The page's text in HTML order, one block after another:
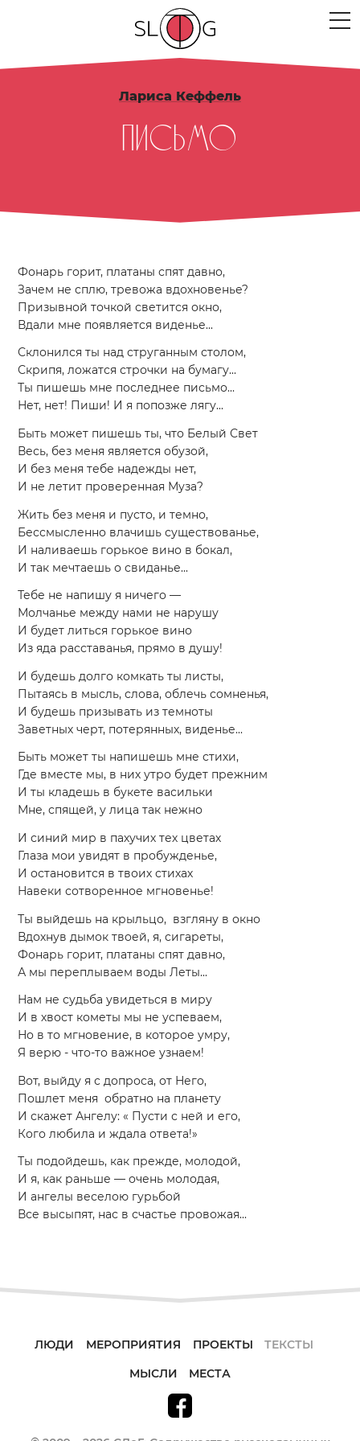
Лариса Кеффель
Письмо
Фонарь горит, платаны спят давно,
Зачем не сплю, тревожа вдохновенье?
Призывной точкой светится окно,
Вдали мне появляется виденье...
Склонился ты над струганным столом,
Скрипя, ложатся строчки на бумагу...
Ты пишешь мне последнее письмо...
Нет, нет! Пиши! И я попозже лягу...
Быть может пишешь ты, что Белый Свет
Весь, без меня является обузой,
И без меня тебе надежды нет,
И не летит проверенная Муза?
Жить без меня и пусто, и темно,
Бессмысленно влачишь существованье,
И наливаешь горькое вино в бокал,
И так мечтаешь о свиданье...
Тебе не напишу я ничего —
Молчанье между нами не нарушу
И будет литься горькое вино
Из яда расставанья, прямо в душу!
И будешь долго комкать ты листы,
Пытаясь в мысль, слова, облечь сомненья,
И будешь призывать из темноты
Заветных черт, потерянных, виденье...
Быть может ты напишешь мне стихи,
Где вместе мы, в них утро будет прежним
И ты кладешь в букете васильки
Мне, спящей, у лица так нежно
И синий мир в пахучих тех цветах
Глаза мои увидят в пробужденье,
И остановится в твоих стихах
Навеки сотворенное мгновенье!
Ты выйдешь на крыльцо, взгляну в окно
Вдохнув дымок твоей, я, сигареты,
Фонарь горит, платаны спят давно,
А мы переплываем воды Леты...
Нам не судьба увидеться в миру
И в хвост кометы мы не успеваем,
Но в то мгновение, в которое умру,
Я верю - что-то важное узнаем!
Вот, выйду я с допроса, от Него,
Пошлет меня обратно на планету
И скажет Ангелу: « Пусти с ней и его,
Кого любила и ждала ответа!»
Ты подойдешь, как прежде, молодой,
И я, как раньше — очень молодая,
И ангелы веселою гурьбой
Все высыпят, нас в счастье провожая...
ЛЮДИ
МЕРОПРИЯТИЯ
МЫСЛИ
ЛЮДИ МЕРОПРИЯТИЯ ПРОЕКТЫ
ТЕКСТЫ
МЫСЛИ
МЕСТА